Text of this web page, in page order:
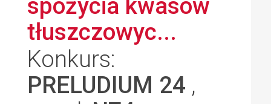
spożycia kwasów
tłuszczowyc...
Konkurs:
PRELUDIUM 24 ,